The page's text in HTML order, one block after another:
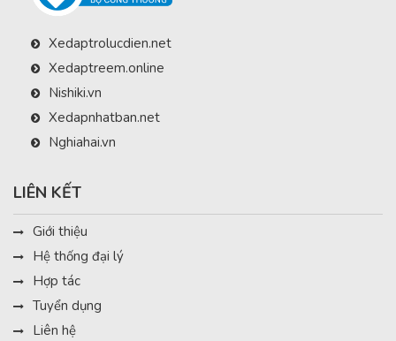
Xedaptrolucdien.net
Xedaptreem.online
Nishiki.vn
Xedapnhatban.net
Nghiahai.vn
LIÊN KẾT
Giới thiệu
Hệ thống đại lý
Hợp tác
Tuyển dụng
Liên hệ